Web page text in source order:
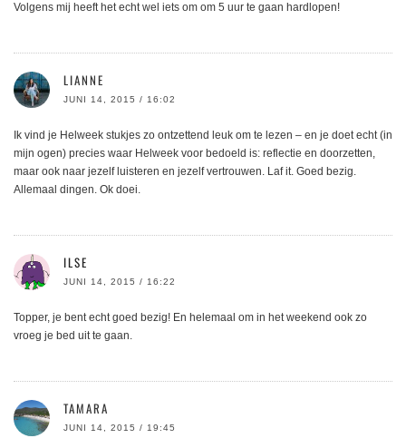
Volgens mij heeft het echt wel iets om om 5 uur te gaan hardlopen!
LIANNE
JUNI 14, 2015 / 16:02
Ik vind je Helweek stukjes zo ontzettend leuk om te lezen – en je doet echt (in
mijn ogen) precies waar Helweek voor bedoeld is: reflectie en doorzetten,
maar ook naar jezelf luisteren en jezelf vertrouwen. Laf it. Goed bezig.
Allemaal dingen. Ok doei.
ILSE
JUNI 14, 2015 / 16:22
Topper, je bent echt goed bezig! En helemaal om in het weekend ook zo
vroeg je bed uit te gaan.
TAMARA
JUNI 14, 2015 / 19:45